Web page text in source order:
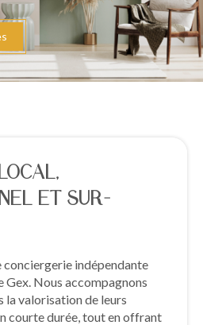
ET SUR-
conciergerie indépendante
Gex. Nous accompagnons
la valorisation de leurs
courte durée, tout en offrant